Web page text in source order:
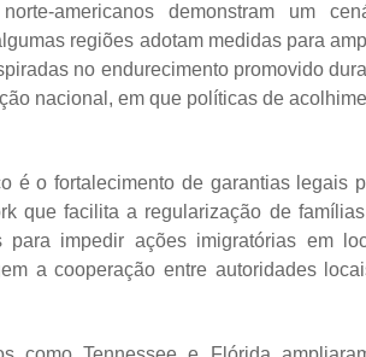
americanos demonstram um
regiões adotam medidas para
no endurecimento promovido
nacional, em que políticas de
é o fortalecimento de garantias legais
que facilita a regularização de
para impedir ações imigratórias em
a cooperação entre autoridades